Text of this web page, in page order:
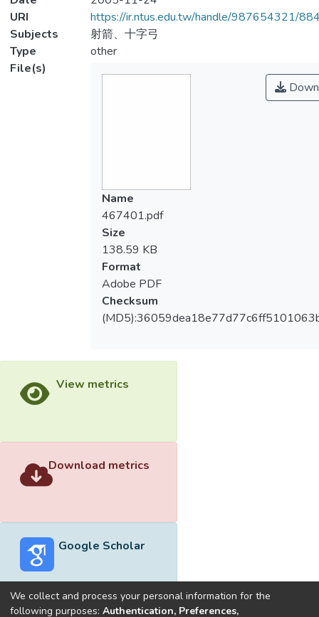
URI
https://ir.ntus.edu.tw/handle/987654321/
Subjects
射箭、十字弓
Type
other
File(s)
Name
467401.pdf
Size
138.59 KB
Format
Adobe PDF
Checksum
View metrics
Download metrics
Google Scholar
We collect and process your personal information for the
following purposes: Authentication, Preferences,